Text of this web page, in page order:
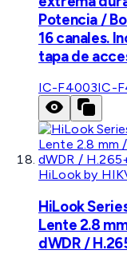
Potencia /
16 canales.
tapa de
IC-F4003IC-
HiLook by
HiLook
Lente 2.8
dWDR /